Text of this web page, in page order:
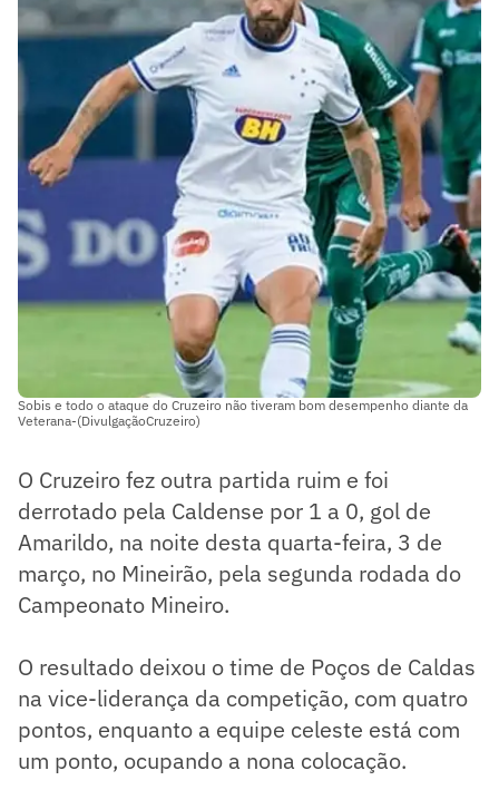
Sobis e todo o ataque do Cruzeiro não tiveram bom desempenho diante da
Veterana-(DivulgaçãoCruzeiro)
O Cruzeiro fez outra partida ruim e foi
derrotado pela Caldense por 1 a 0, gol de
Amarildo, na noite desta quarta-feira, 3 de
março, no Mineirão, pela segunda rodada do
Campeonato Mineiro.
O resultado deixou o time de Poços de Caldas
na vice-liderança da competição, com quatro
pontos, enquanto a equipe celeste está com
um ponto, ocupando a nona colocação.